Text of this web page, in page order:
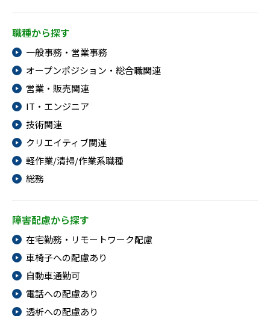
職種から探す
一般事務・営業事務
オープンポジション・総合職関連
営業・販売関連
IT・エンジニア
技術関連
クリエイティブ関連
軽作業/清掃/作業系職種
総務
障害配慮から探す
在宅勤務・リモートワーク配慮
車椅子への配慮あり
自動車通勤可
電話への配慮あり
透析への配慮あり
ご利用ガイド
メニューを閉じる